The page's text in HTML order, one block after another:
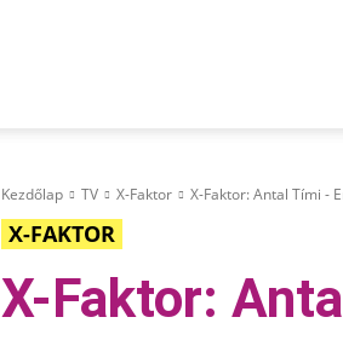
Kezdőlap TV X-Faktor X-Faktor: Antal Tími -
X-FAKTOR
X-Faktor: